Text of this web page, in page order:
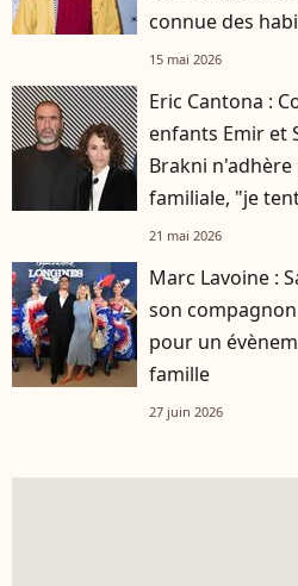
connue des
15 mai 2026
Eric Cantona :
enfants Emir et
Brakni
familiale, "je
d'avis"
21 mai 2026
Marc Lavoine :
son
pour un
famille
27 juin 2026